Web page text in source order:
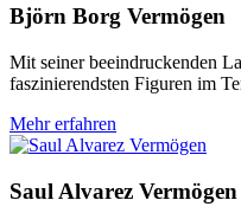
Björn Borg Vermögen
Mit seiner beeindruckenden
faszinierendsten Figuren im
Mehr erfahren
Saul Alvarez Vermögen